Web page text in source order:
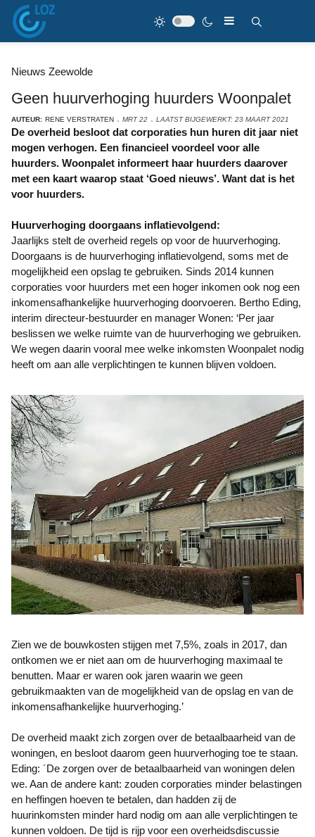
Nieuws Zeewolde
Geen huurverhoging huurders Woonpalet
AUTEUR: RENE VERSTRATEN MRT 22 LAATST BIJGEWERKT: 23 MAART 2021
De overheid besloot dat corporaties hun huren dit jaar niet
mogen verhogen. Een financieel voordeel voor alle
huurders. Woonpalet informeert haar huurders daarover
met een kaart waarop staat ‘Goed nieuws’. Want dat is het
voor huurders.
Huurverhoging doorgaans inflatievolgend:
Jaarlijks stelt de overheid regels op voor de huurverhoging.
Doorgaans is de huurverhoging inflatievolgend, soms met de
mogelijkheid een opslag te gebruiken. Sinds 2014 kunnen
corporaties voor huurders met een hoger inkomen ook nog een
inkomensafhankelijke huurverhoging doorvoeren. Bertho Eding,
interim directeur-bestuurder en manager Wonen: ‘Per jaar
beslissen we welke ruimte van de huurverhoging we gebruiken.
We wegen daarin vooral mee welke inkomsten Woonpalet nodig
heeft om aan alle verplichtingen te kunnen blijven voldoen.
Zien we de bouwkosten stijgen met 7,5%, zoals in 2017, dan
ontkomen we er niet aan om de huurverhoging maximaal te
benutten. Maar er waren ook jaren waarin we geen
gebruikmaakten van de mogelijkheid van de opslag en van de
inkomensafhankelijke huurverhoging.’
De overheid maakt zich zorgen over de betaalbaarheid van de
woningen, en besloot daarom geen huurverhoging toe te staan.
Eding: ´De zorgen over de betaalbaarheid van woningen delen
we. Aan de andere kant: zouden corporaties minder belastingen
en heffingen hoeven te betalen, dan hadden zij de
huurinkomsten minder hard nodig om aan alle verplichtingen te
kunnen voldoen. De tijd is rijp voor een overheidsdiscussie